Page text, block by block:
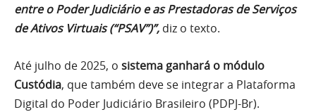
entre o Poder Judiciário e as Prestadoras de Serviços
de Ativos Virtuais (“PSAV”)”, diz o texto.
Até julho de 2025, o sistema ganhará o módulo
Custódia, que também deve se integrar a Plataforma
Digital do Poder Judiciário Brasileiro (PDPJ-Br).